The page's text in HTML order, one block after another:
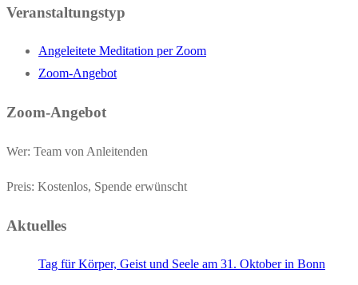
Veranstaltungstyp
Angeleitete Meditation per Zoom
Zoom-Angebot
Zoom-Angebot
Wer: Team von Anleitenden
Preis: Kostenlos, Spende erwünscht
Aktuelles
Tag für Körper, Geist und Seele am 31. Oktober in Bonn